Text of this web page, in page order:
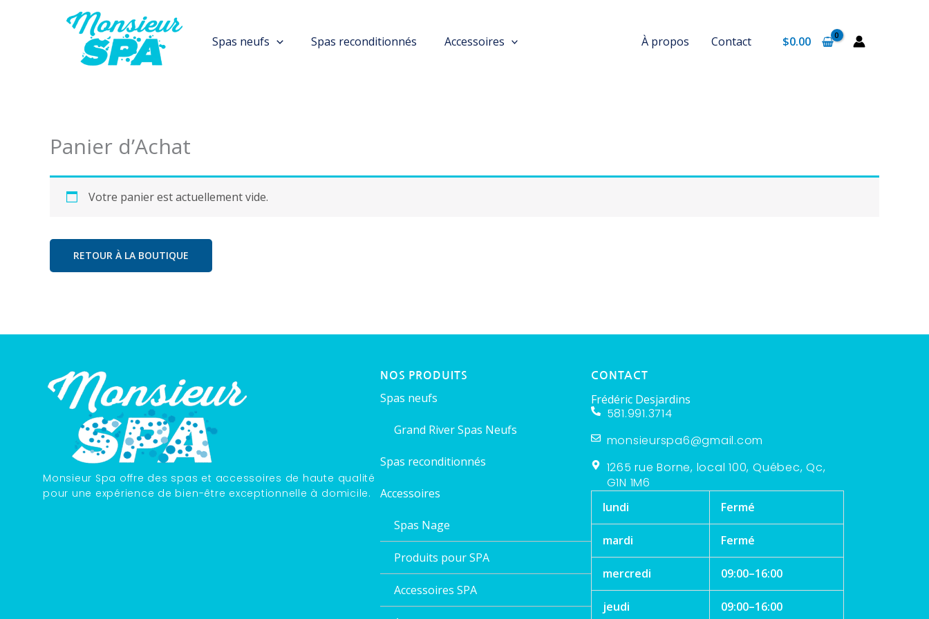
Spas neufs Spas reconditionnés Accessoires À propos Contact $0.00
Panier d’Achat
Votre panier est actuellement vide.
RETOUR À LA BOUTIQUE
Monsieur Spa offre des spas et accessoires de haute qualité
pour une expérience de bien-être exceptionnelle à domicile.
NOS PRODUITS
Spas neufs
Grand River Spas Neufs
Spas reconditionnés
Accessoires
Spas Nage
Produits pour SPA
Accessoires SPA
CONTACT
Frédéric Desjardins
581.991.3714
monsieurspa6@gmail.com
1265 rue Borne, local 100, Québec, Qc,
G1N 1M6
lundi Fermé
mardi Fermé
mercredi 09:00–16:00
jeudi 09:00–16:00